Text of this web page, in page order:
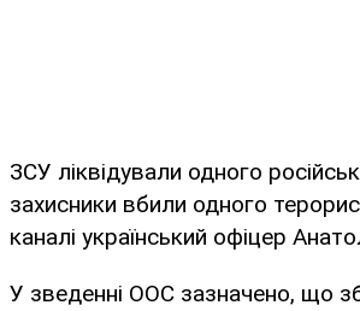
ЗСУ ліквідували одного
захисники вбили одного
каналі український офіцер
У зведенні ООС зазначено, що